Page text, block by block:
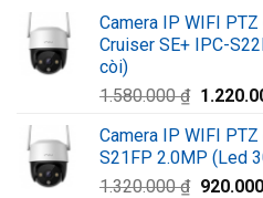
Camera IP WIFI
Cruiser SE+ IPC-
còi)
1.580.000₫ Giá
là:
Camera IP WIFI
S21FP 2.0MP (Led
1.320.000₫ Giá
920.000